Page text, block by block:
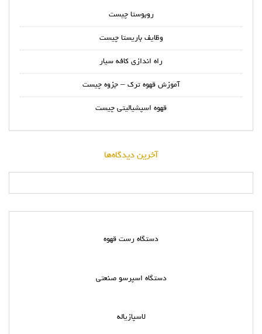
روبوستا چیست
وظایف باریستا چیست
راه اندازی کافه سیار
آموزش قهوه ترک – جزوه چیست
قهوه اسپشیالیتی چیست
آخرین دیدگاه‌ها
دستگاه رست قهوه
دستگاه اسپرسو صنعتی
لاسپازیاله